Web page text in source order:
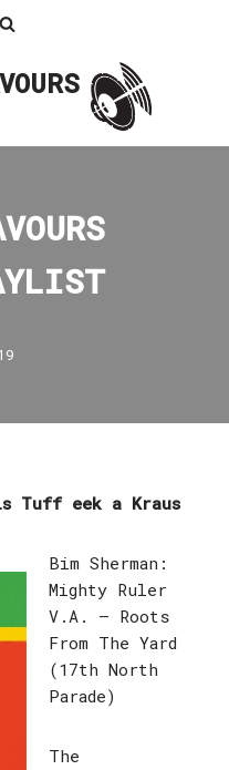
Tuff eek a Kraus
Bim Sherman:
Mighty Ruler
V.A. – Roots
From The Yard
(17th North
Parade)
The